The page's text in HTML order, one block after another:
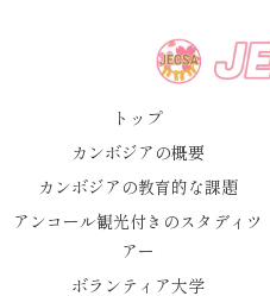
トップ
カンボジアの概要
カンボジアの教育的な課題
アンコール観光付きのスタディツ
アー
ボランティア大学